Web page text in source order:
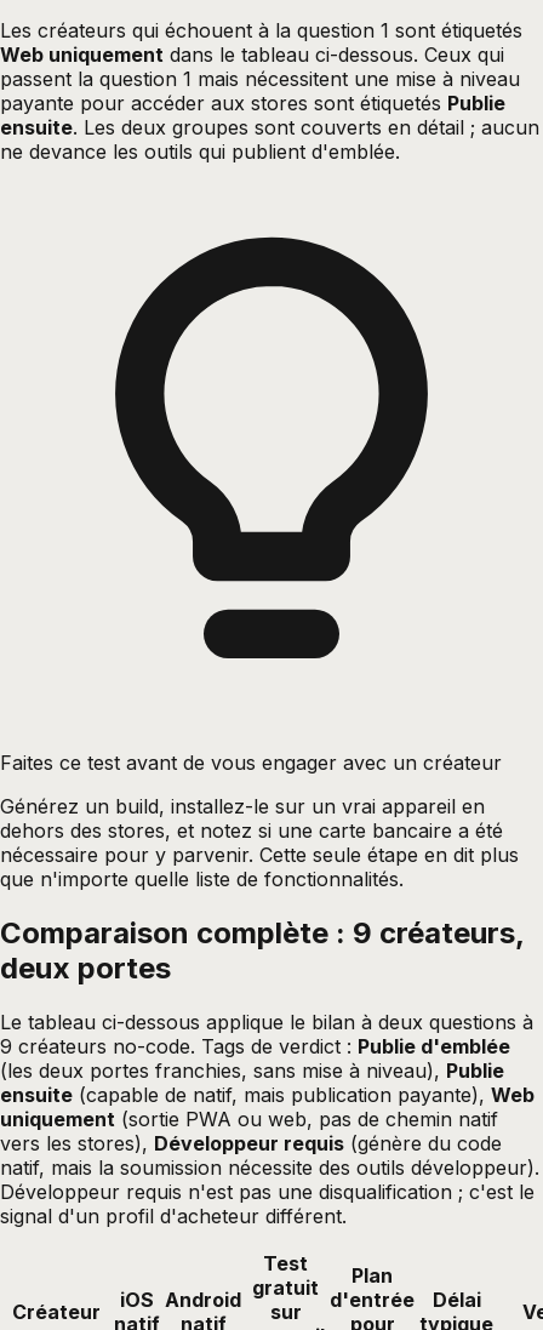
Les créateurs qui échouent à la question 1 sont étiquetés
Web uniquement dans le tableau ci-dessous. Ceux qui
passent la question 1 mais nécessitent une mise à niveau
payante pour accéder aux stores sont étiquetés Publie
ensuite. Les deux groupes sont couverts en détail ; aucun
ne devance les outils qui publient d'emblée.
Faites ce test avant de vous engager avec un créateur
Générez un build, installez-le sur un vrai appareil en
dehors des stores, et notez si une carte bancaire a été
nécessaire pour y parvenir. Cette seule étape en dit plus
que n'importe quelle liste de fonctionnalités.
Comparaison complète : 9 créateurs,
deux portes
Le tableau ci-dessous applique le bilan à deux questions à
9 créateurs no-code. Tags de verdict : Publie d'emblée
(les deux portes franchies, sans mise à niveau), Publie
ensuite (capable de natif, mais publication payante), Web
uniquement (sortie PWA ou web, pas de chemin natif
vers les stores), Développeur requis (génère du code
natif, mais la soumission nécessite des outils développeur).
Développeur requis n'est pas une disqualification ; c'est le
signal d'un profil d'acheteur différent.
Créateur
iOS
natif
Android
natif
Test
gratuit
sur
Plan
d'entrée
pour
Délai
typique